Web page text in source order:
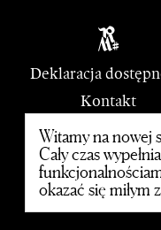
Deklaracja
Kontakt
© 2020
Witamy na nowej
Cały czas
okazać się miłym